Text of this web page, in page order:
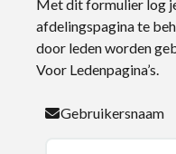
Met dit formulier log
afdelingspagina te
door leden worden
Voor Ledenpagina’s.
Gebruikersnaam